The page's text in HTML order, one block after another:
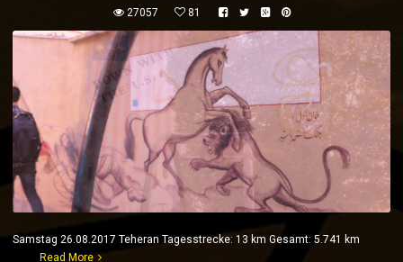
27057 81
Samstag 26.08.2017 Teheran Tagesstrecke: 13 km Gesamt: 5.741 km
Read More